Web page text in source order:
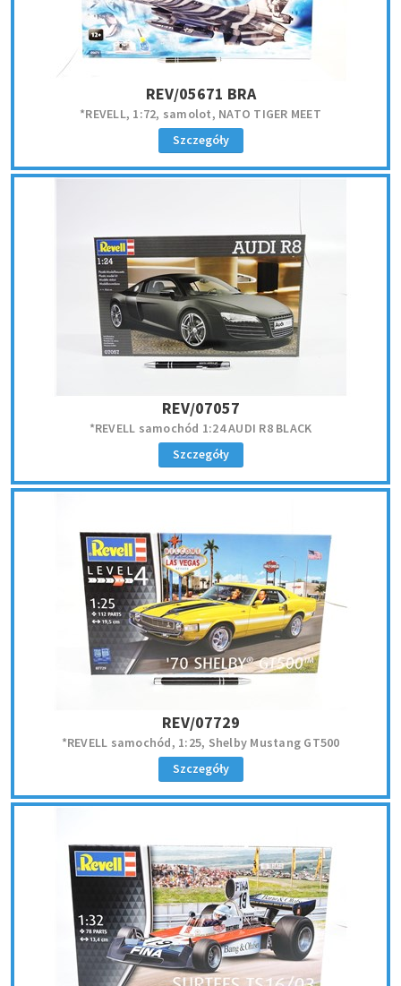
REV/05671 BRA
*REVELL, 1:72, samolot, NATO TIGER MEET
Szczegóły
REV/07057
*REVELL samochód 1:24 AUDI R8 BLACK
Szczegóły
REV/07729
*REVELL samochód, 1:25, Shelby Mustang GT500
Szczegóły